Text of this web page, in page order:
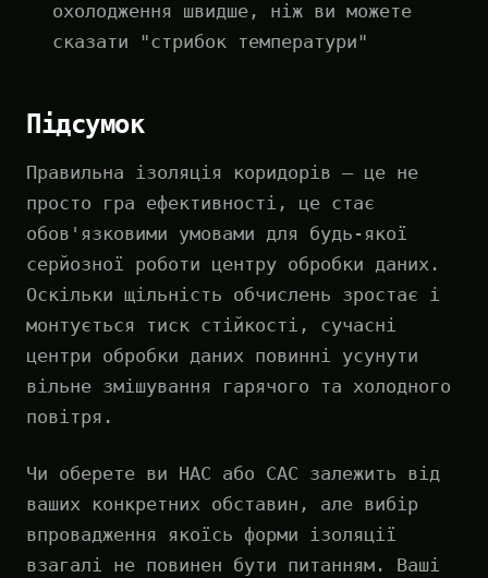
охолодження швидше, ніж ви можете
сказати "стрибок температури"
Підсумок
Правильна ізоляція коридорів — це не
просто гра ефективності, це стає
обов'язковими умовами для будь-якої
серйозної роботи центру обробки даних.
Оскільки щільність обчислень зростає і
монтується тиск стійкості, сучасні
центри обробки даних повинні усунути
вільне змішування гарячого та холодного
повітря.
Чи оберете ви HAC або CAC залежить від
ваших конкретних обставин, але вибір
впровадження якоїсь форми ізоляції
взагалі не повинен бути питанням. Ваші